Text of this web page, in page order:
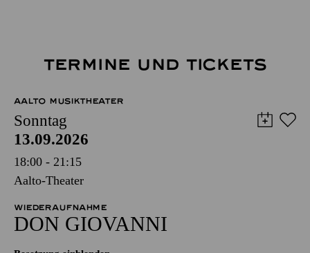
TERMINE UND TICKETS
AALTO MUSIKTHEATER
Sonntag
13.09.2026
18:00 - 21:15
Aalto-Theater
WIEDERAUFNAHME
DON GIO­VANNI